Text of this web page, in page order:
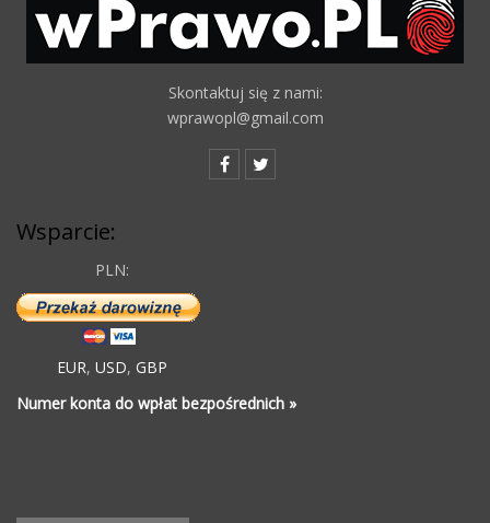
Skontaktuj się z nami:
wprawopl@gmail.com
Wsparcie:
PLN:
EUR, USD, GBP
Numer konta do wpłat bezpośrednich »